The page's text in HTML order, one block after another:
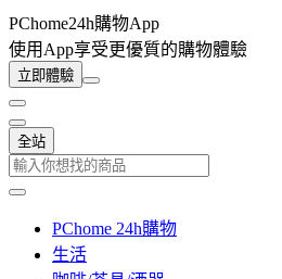
PChome24h購物App
使用App享受更優質的購物體驗
立即體驗
全站
PChome 24h購物
生活